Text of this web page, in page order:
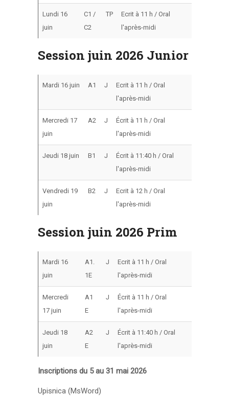
Lundi 16
juin
C1 /
C2
TP
Ecrit à 11 h / Oral
l'après-midi
Session juin 2026 Junior
Mardi 16 juin A1 J
Ecrit à 11 h / Oral
l'après-midi
Mercredi 17
juin
A2 J
Écrit à 11 h / Oral
l'après-midi
Jeudi 18 juin B1 J
Écrit à 11:40 h / Oral
l'après-midi
Vendredi 19
juin
B2 J
Ecrit à 12 h / Oral
l'après-midi
Session juin 2026 Prim
Mardi 16
juin
A1.
1E
J
Ecrit à 11 h / Oral
l'après-midi
Mercredi
17 juin
A1
E
J
Écrit à 11 h / Oral
l'après-midi
Jeudi 18
juin
A2
E
J
Écrit à 11:40 h / Oral
l'après-midi
Inscriptions du 5 au 31 mai 2026
Upisnica (MsWord)